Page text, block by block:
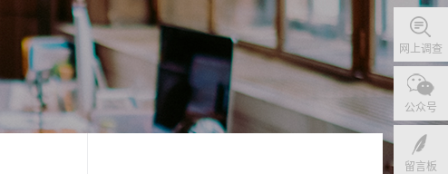
网上调查
公众号
留言板